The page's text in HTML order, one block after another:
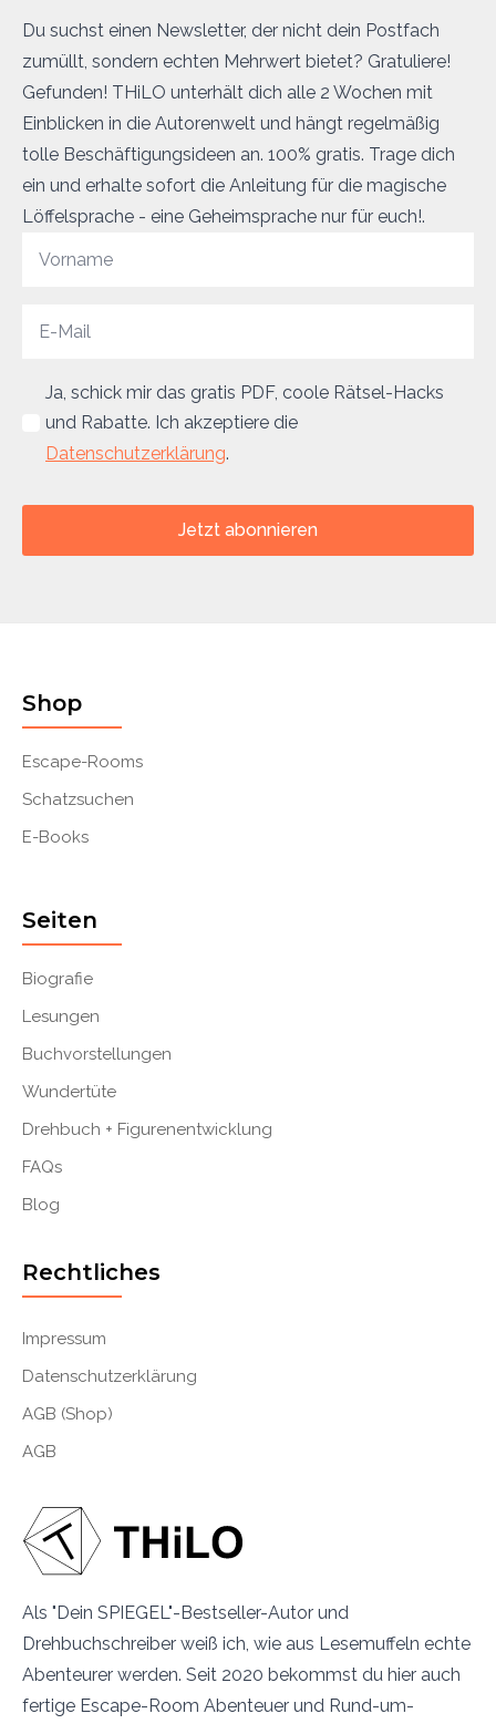
Du suchst einen Newsletter, der nicht dein Postfach
zumüllt, sondern echten Mehrwert bietet? Gratuliere!
Gefunden! THiLO unterhält dich alle 2 Wochen mit
Einblicken in die Autorenwelt und hängt regelmäßig
tolle Beschäftigungsideen an. 100% gratis. Trage dich
ein und erhalte sofort die Anleitung für die magische
Löffelsprache - eine Geheimsprache nur für euch!.
Ja, schick mir das gratis PDF, coole Rätsel-Hacks
und Rabatte. Ich akzeptiere die
Datenschutzerklärung.
Jetzt abonnieren
Als "Dein SPIEGEL"-Bestseller-Autor und
Drehbuchschreiber weiß ich, wie aus Lesemuffeln echte
Abenteurer werden. Seit 2020 bekommst du hier auch
fertige Escape-Room Abenteuer und Rund-um-
Shop
Escape-Rooms
Schatzsuchen
E-Books
Seiten
Biografie
Lesungen
Buchvorstellungen
Wundertüte
Drehbuch + Figurenentwicklung
FAQs
Blog
Rechtliches
Impressum
Datenschutzerklärung
AGB (Shop)
AGB